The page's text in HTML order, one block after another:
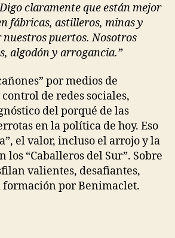
claramente que están mejor
fábricas, astilleros, minas y
nuestros puertos. Nosotros
algodón y arrogancia.”
por medios de
de redes sociales,
del porqué de las
en la política de hoy. Eso
el valor, incluso el arrojo y la
los “Caballeros del Sur”. Sobre
valientes, desafiantes,
por Benimaclet.